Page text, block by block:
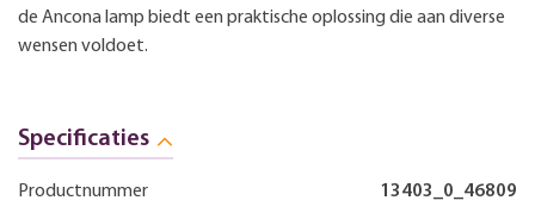
de Ancona lamp biedt een praktische oplossing die aan diverse
wensen voldoet.
Specificaties
Productnummer 13403_0_46809